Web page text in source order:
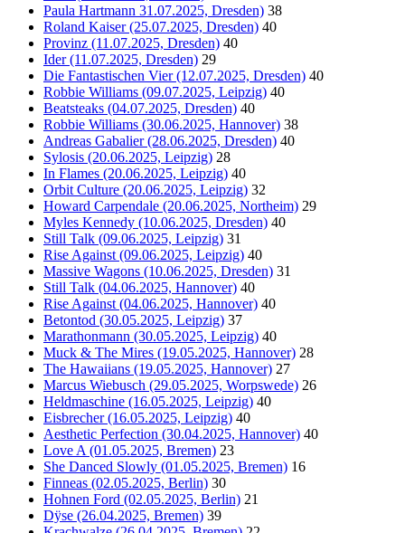
Paula Hartmann 31.07.2025, Dresden) 38
Roland Kaiser (25.07.2025, Dresden) 40
Provinz (11.07.2025, Dresden) 40
Ider (11.07.2025, Dresden) 29
Die Fantastischen Vier (12.07.2025, Dresden) 40
Robbie Williams (09.07.2025, Leipzig) 40
Beatsteaks (04.07.2025, Dresden) 40
Robbie Williams (30.06.2025, Hannover) 38
Andreas Gabalier (28.06.2025, Dresden) 40
Sylosis (20.06.2025, Leipzig) 28
In Flames (20.06.2025, Leipzig) 40
Orbit Culture (20.06.2025, Leipzig) 32
Howard Carpendale (20.06.2025, Northeim) 29
Myles Kennedy (10.06.2025, Dresden) 40
Still Talk (09.06.2025, Leipzig) 31
Rise Against (09.06.2025, Leipzig) 40
Massive Wagons (10.06.2025, Dresden) 31
Still Talk (04.06.2025, Hannover) 40
Rise Against (04.06.2025, Hannover) 40
Betontod (30.05.2025, Leipzig) 37
Marathonmann (30.05.2025, Leipzig) 40
Muck & The Mires (19.05.2025, Hannover) 28
The Hawaiians (19.05.2025, Hannover) 27
Marcus Wiebusch (29.05.2025, Worpswede) 26
Heldmaschine (16.05.2025, Leipzig) 40
Eisbrecher (16.05.2025, Leipzig) 40
Aesthetic Perfection (30.04.2025, Hannover) 40
Love A (01.05.2025, Bremen) 23
She Danced Slowly (01.05.2025, Bremen) 16
Finneas (02.05.2025, Berlin) 30
Hohnen Ford (02.05.2025, Berlin) 21
Dÿse (26.04.2025, Bremen) 39